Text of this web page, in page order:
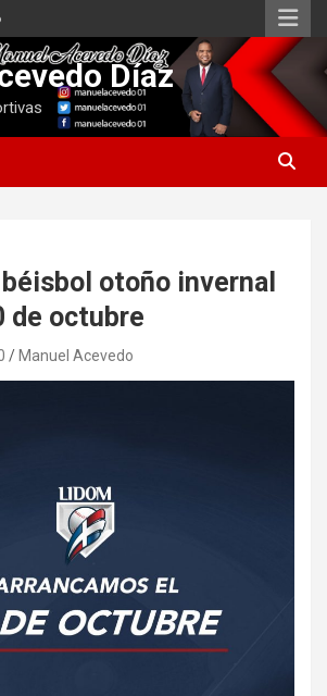
Díaz
otoño invernal
de octubre
Manuel Acevedo